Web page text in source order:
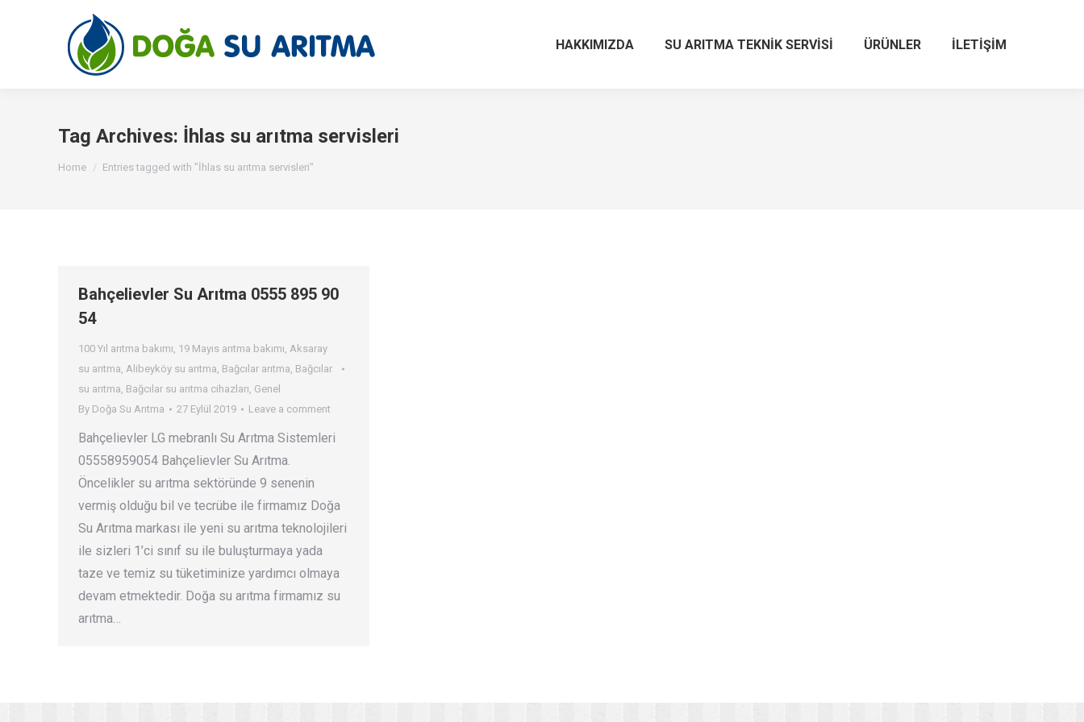
HAKKIMIZDA SU ARITMA TEKNIK SERVISI ÜRÜNLER İLETIŞIM
Tag Archives: İhlas su arıtma servisleri
You are here:
Home Entries tagged with "İhlas su arıtma servisleri"
Bahçelievler Su Arıtma 0555 895 90
54
100 Yıl arıtma bakımı, 19 Mayıs arıtma bakımı, Aksaray
su arıtma, Alibeyköy su arıtma, Bağcılar arıtma, Bağcılar
su arıtma, Bağcılar su arıtma cihazları, Genel
By Doğa Su Arıtma 27 Eylül 2019 Leave a comment
Bahçelievler LG mebranlı Su Arıtma Sistemleri
05558959054 Bahçelievler Su Arıtma.
Öncelikler su arıtma sektöründe 9 senenin
vermiş olduğu bil ve tecrübe ile firmamız Doğa
Su Arıtma markası ile yeni su arıtma teknolojileri
ile sizleri 1’ci sınıf su ile buluşturmaya yada
taze ve temiz su tüketiminize yardımcı olmaya
devam etmektedir. Doğa su arıtma firmamız su
arıtma…